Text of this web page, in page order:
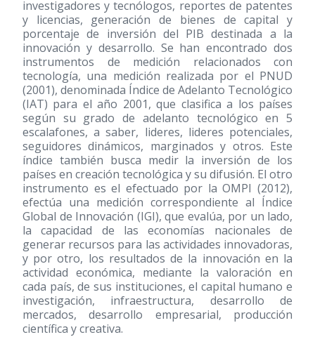
investigadores y tecnólogos, reportes de patentes
y licencias, generación de bienes de capital y
porcentaje de inversión del PIB destinada a la
innovación y desarrollo. Se han encontrado dos
instrumentos de medición relacionados con
tecnología, una medición realizada por el PNUD
(2001), denominada Índice de Adelanto Tecnológico
(IAT) para el año 2001, que clasifica a los países
según su grado de adelanto tecnológico en 5
escalafones, a saber, lideres, lideres potenciales,
seguidores dinámicos, marginados y otros. Este
índice también busca medir la inversión de los
países en creación tecnológica y su difusión. El otro
instrumento es el efectuado por la OMPI (2012),
efectúa una medición correspondiente al Índice
Global de Innovación (IGI), que evalúa, por un lado,
la capacidad de las economías nacionales de
generar recursos para las actividades innovadoras,
y por otro, los resultados de la innovación en la
actividad económica, mediante la valoración en
cada país, de sus instituciones, el capital humano e
investigación, infraestructura, desarrollo de
mercados, desarrollo empresarial, producción
científica y creativa.